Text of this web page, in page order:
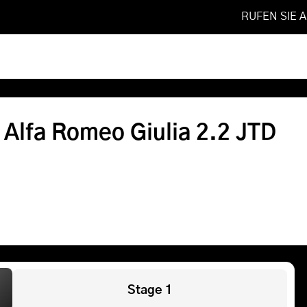
RUFEN
Softwareoptimierung
Shop
Romeo Giulia 2.2 JTD
Stage 1